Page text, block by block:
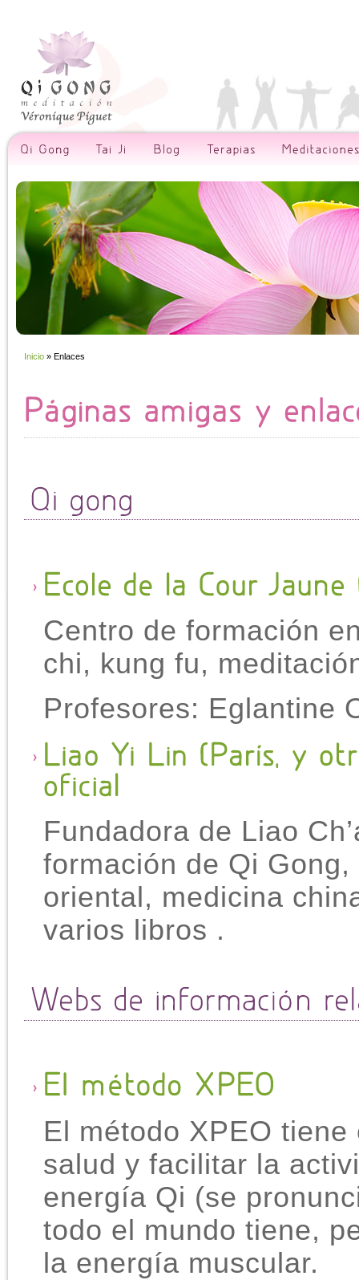
Inicio » Enlaces
Centro de formación
chi, kung fu,
Profesores: Eglantine
Fundadora de Liao
formación de Qi Gong,
oriental, medicina
varios libros .
El método XPEO
salud y facilitar la
energía Qi (se
todo el mundo tiene,
la energía muscular.